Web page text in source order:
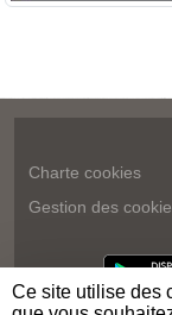
Charte cookies
Gestion des
Ce site utilise des